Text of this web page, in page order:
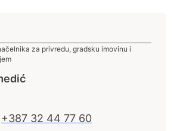
za privredu, gradsku imovinu i
+387 32 44 77 60